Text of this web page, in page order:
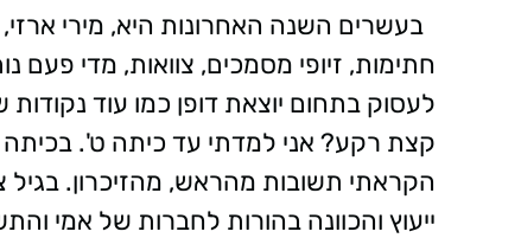
בעשרים השנה האחרונות היא, מירי ארזי,
חתימות, זיופי מסמכים, צוואות, מדי
לעסוק בתחום יוצאת דופן כמו עוד
קצת רקע? אני למדתי עד כיתה ט'. בכיתה
ייעוץ והכוונה בהורות לחברות של אמי